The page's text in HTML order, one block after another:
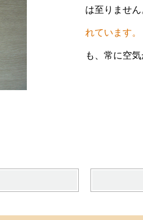
は至りません
れています。
も、常に空